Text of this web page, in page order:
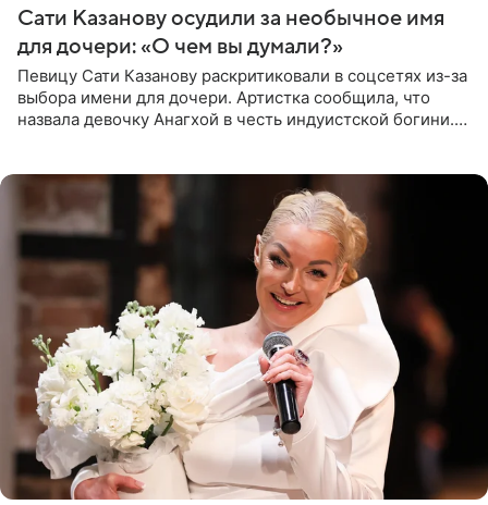
Сати Казанову осудили за необычное имя
для дочери: «О чем вы думали?»
Певицу Сати Казанову раскритиковали в соцсетях из-за
выбора имени для дочери. Артистка сообщила, что
назвала девочку Анагхой в честь индуистской богини.